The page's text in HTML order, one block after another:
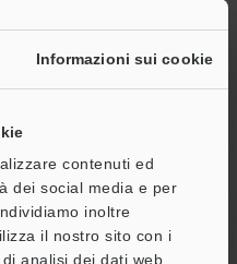
Informazioni sui cookie
contenuti ed
dei social media e per
inoltre
il nostro sito con i
analisi dei dati web,
Abilitare
strumento,
Risultato
SD, Risultato